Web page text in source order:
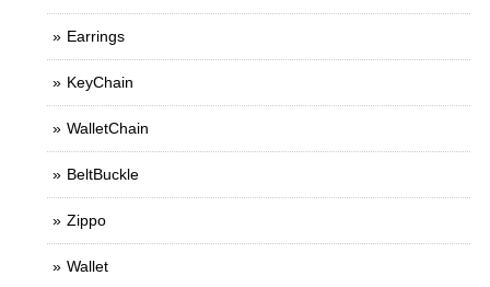
Earrings
KeyChain
WalletChain
BeltBuckle
Zippo
Wallet